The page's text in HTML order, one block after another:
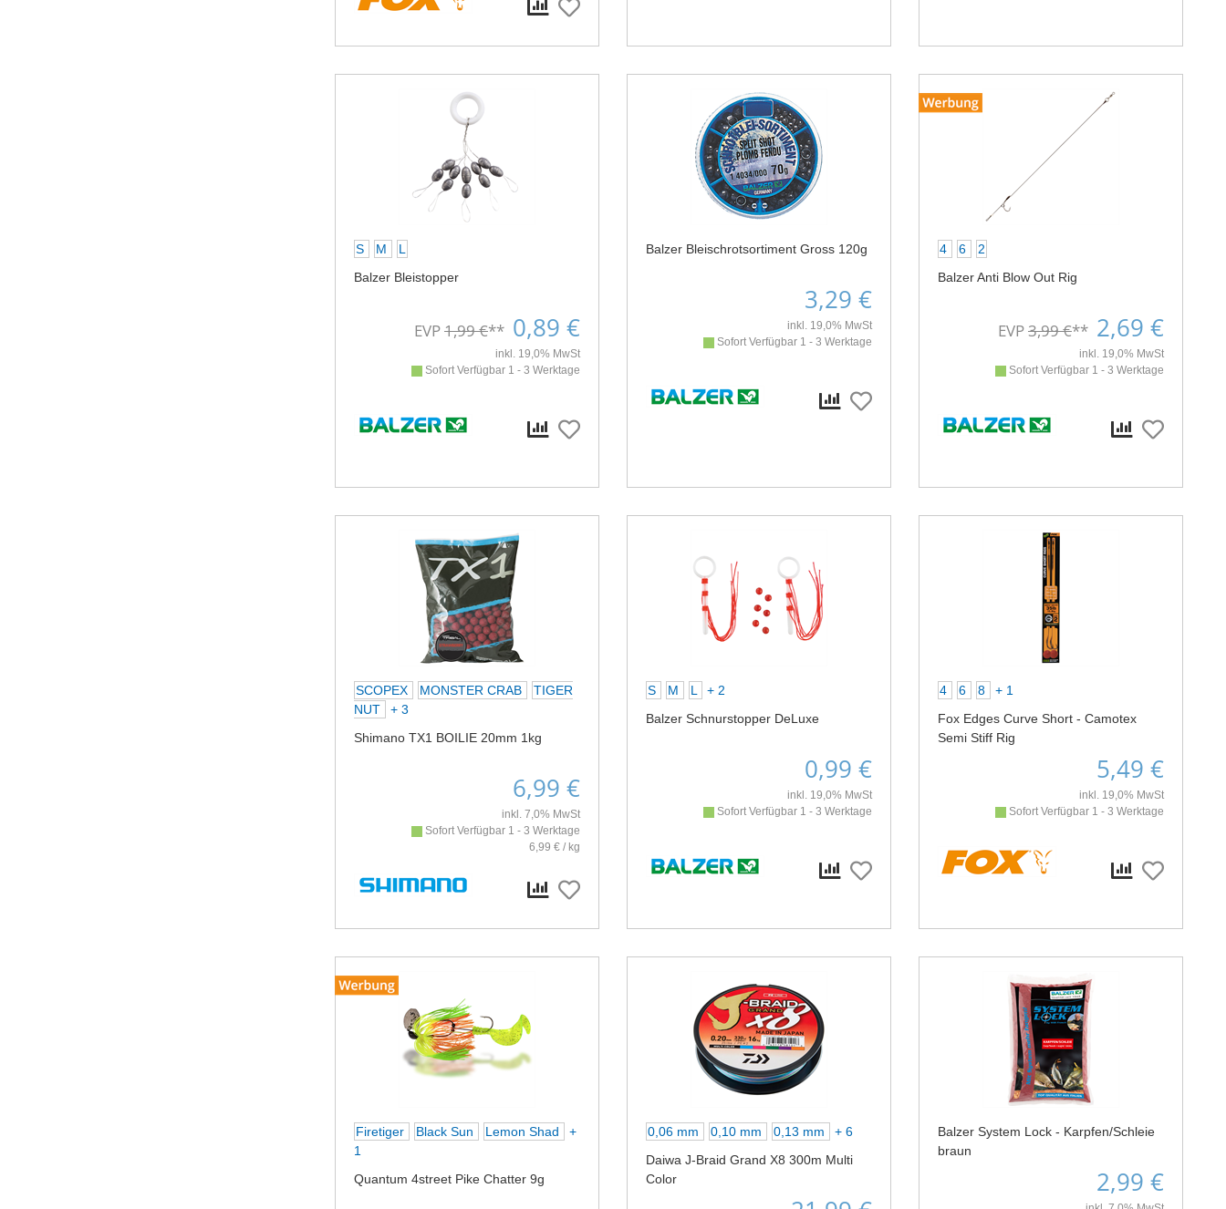
S M
L
Balzer Bleistopper
EVP1,99 €** 0,89 €
inkl. 19,0% MwSt
Sofort Verfügbar 1 - 3 Werktage
Balzer Bleischrotsortiment Gross 120g
3,29 €
inkl. 19,0% MwSt
Sofort Verfügbar 1 - 3 Werktage
4 6
2
Balzer Anti Blow Out Rig
EVP3,99 €** 2,69 €
inkl. 19,0% MwSt
Sofort Verfügbar 1 - 3 Werktage
SCOPEX MONSTER CRAB
TIGER
NUT
+ 3
Shimano TX1 BOILIE 20mm 1kg
6,99 €
inkl. 7,0% MwSt
Sofort Verfügbar 1 - 3 Werktage
6,99 € / kg
S M L
+ 2
Balzer Schnurstopper DeLuxe
0,99 €
inkl. 19,0% MwSt
Sofort Verfügbar 1 - 3 Werktage
4 6 8
+ 1
Fox Edges Curve Short - Camotex
Semi Stiff Rig
5,49 €
inkl. 19,0% MwSt
Sofort Verfügbar 1 - 3 Werktage
Firetiger Black Sun Lemon Shad
+
1
Quantum 4street Pike Chatter 9g
0,06 mm 0,10 mm 0,13 mm
+ 6
Daiwa J-Braid Grand X8 300m Multi
Color
Balzer System Lock - Karpfen/Schleie
braun
2,99 €